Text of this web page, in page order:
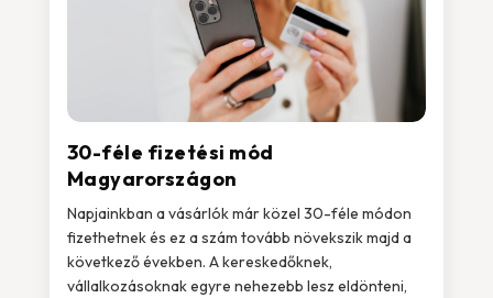
30-féle fizetési mód
Magyarországon
Napjainkban a vásárlók már közel 30-féle módon
fizethetnek és ez a szám tovább növekszik majd a
következő években. A kereskedőknek,
vállalkozásoknak egyre nehezebb lesz eldönteni,